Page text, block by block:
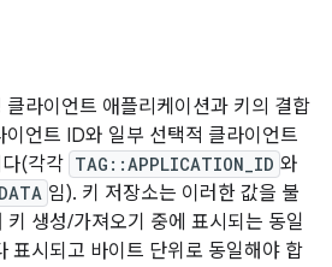
라이언트 애플리케이션과 키의 결합
언트 ID와 일부 선택적 클라이언트
(각각 TAG::APPLICATION_ID 와
임). 키 저장소는 이러한 값을 불
생성/가져오기 중에 표시되는 동일
표시되고 바이트 단위로 동일해야 합